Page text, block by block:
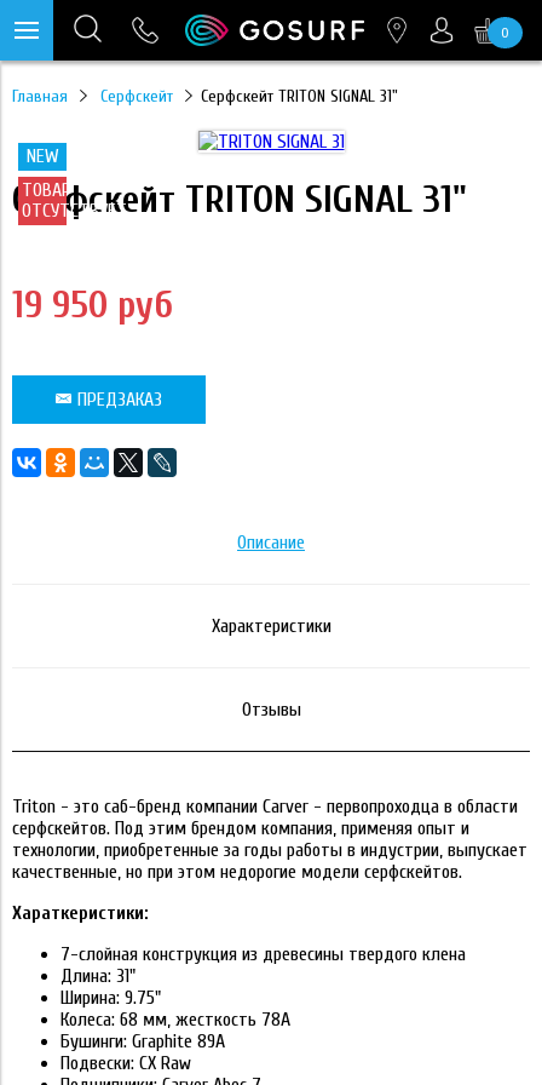
0
Главная Серфскейт Серфскейт TRITON SIGNAL 31"
NEW
ТОВАР
ОТСУТСТВУЕТ
Серфскейт TRITON SIGNAL 31"
19 950 руб
ПРЕДЗАКАЗ
Описание
Характеристики
Отзывы
Triton - это саб-бренд компании Carver - первопроходца в области
серфскейтов. Под этим брендом компания, применяя опыт и
технологии, приобретенные за годы работы в индустрии, выпускает
качественные, но при этом недорогие модели серфскейтов.
Хараткеристики:
7-слойная конструкция из древесины твердого клена
Длина: 31"
Ширина: 9.75"
Колеса: 68 мм, жесткость 78A
Бушинги: Graphite 89A
Подвески: CX Raw
https://mc.yandex.ru/pixel/28467905289433451?rnd=%aw_random%